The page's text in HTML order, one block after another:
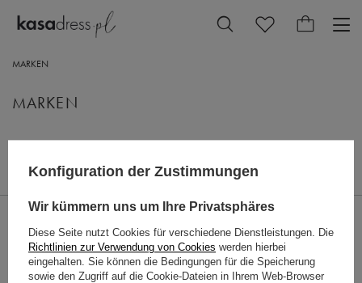
MARKEN
MARKEN
BESTELLUNGEN
Bestellungsstatus
Track-Paket
Konfiguration der Zustimmungen
Wir kümmern uns um Ihre Privatsphäres
Diese Seite nutzt Cookies für verschiedene Dienstleistungen. Die
Richtlinien zur Verwendung von Cookies werden hierbei
eingehalten. Sie können die Bedingungen für die Speicherung
sowie den Zugriff auf die Cookie-Dateien in Ihrem Web-Browser